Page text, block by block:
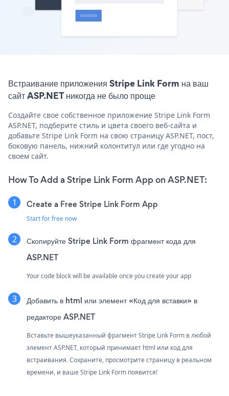
Встраивание приложения Stripe Link Form на ваш
сайт ASP.NET никогда не было проще
Создайте свое собственное приложение Stripe Link Form
ASP.NET, подберите стиль и цвета своего веб-сайта и
добавьте Stripe Link Form на свою страницу ASP.NET, пост,
боковую панель, нижний колонтитул или где угодно на
своем сайт.
How To Add a Stripe Link Form App on ASP.NET:
Create a Free Stripe Link Form App
Start for free now
Скопируйте Stripe Link Form фрагмент кода для
ASP.NET
Your code block will be available once you create your app
Добавить в html или элемент «Код для вставки» в
редакторе ASP.NET
Вставьте вышеуказанный фрагмент Stripe Link Form в любой
элемент ASP.NET, который принимает html или код для
встраивания. Сохраните, просмотрите страницу в реальном
времени, и ваше Stripe Link Form появится!